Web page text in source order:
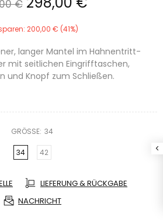
€
200,00 € (41%)
langer Mantel im Hahnentritt-
mit seitlichen Eingrifftaschen,
und Knopf zum Schließen.
GRÖSSE: 34
34 42
LIEFERUNG & RÜCKGABE
NACHRICHT